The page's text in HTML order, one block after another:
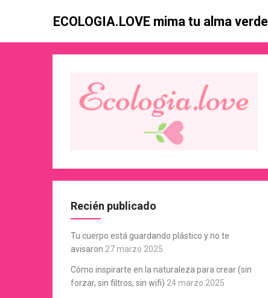
ECOLOGIA.LOVE mima tu alma verde
Recién publicado
Tu cuerpo está guardando plástico y no te
avisaron 27 marzo 2025
Cómo inspirarte en la naturaleza para crear (sin
forzar, sin filtros, sin wifi) 24 marzo 2025